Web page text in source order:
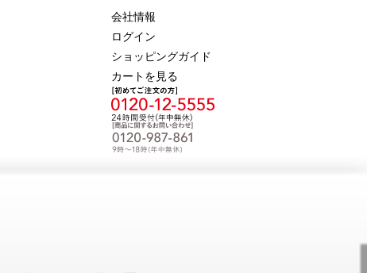
会社情報
ログイン
ショッピングガイド
カートを見る